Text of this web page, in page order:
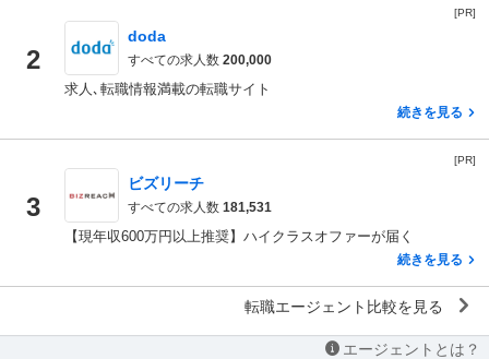
[PR]
2
doda
すべての求人数 200,000
求人､転職情報満載の転職サイト
続きを見る
[PR]
3
ビズリーチ
すべての求人数 181,531
【現年収600万円以上推奨】ハイクラスオファーが届く
続きを見る
転職エージェント比較を見る
エージェントとは？